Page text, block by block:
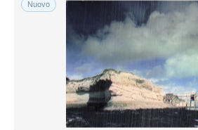
Spedizione gratuita
Metodi di pagamento
PayPal
Bonifico bancario
Visa
Mastercard
Nuovo